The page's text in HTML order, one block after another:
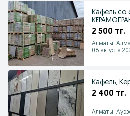
Кафель со
2 500 тг.
Алматы,
08 августа
Кафель,
2 400 тг.
Алматы,